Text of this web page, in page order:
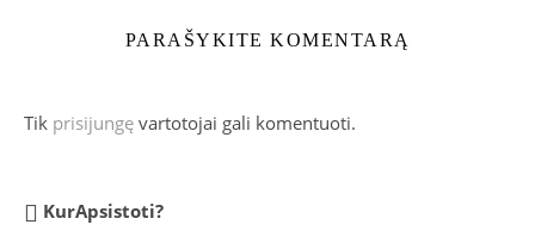
PARAŠYKITE KOMENTARĄ
Tik prisijungę vartotojai gali komentuoti.
KurApsistoti?